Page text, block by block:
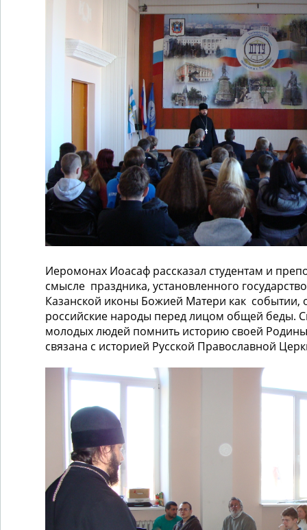
Иеромонах Иоасаф рассказал студентам и
смысле праздника, установленного
Казанской иконы Божией Матери как
российские народы перед лицом общей беды.
молодых людей помнить историю своей
связана с историей Русской Православной